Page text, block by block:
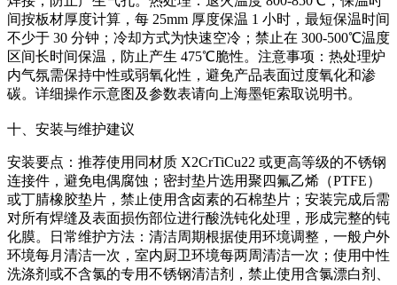
间按板材厚度计算，每 25mm 厚度保温 1 小时，最短保温时间
不少于 30 分钟；冷却方式为快速空冷；禁止在 300-500℃温度
区间长时间保温，防止产生 475℃脆性。注意事项：热处理炉
内气氛需保持中性或弱氧化性，避免产品表面过度氧化和渗
碳。详细操作示意图及参数表请向上海墨钜索取说明书。
十、安装与维护建议
安装要点：推荐使用同材质 X2CrTiCu22 或更高等级的不锈钢
连接件，避免电偶腐蚀；密封垫片选用聚四氟乙烯（PTFE）
或丁腈橡胶垫片，禁止使用含卤素的石棉垫片；安装完成后需
对所有焊缝及表面损伤部位进行酸洗钝化处理，形成完整的钝
化膜。日常维护方法：清洁周期根据使用环境调整，一般户外
环境每月清洁一次，室内厨卫环境每两周清洁一次；使用中性
洗涤剂或不含氯的专用不锈钢清洁剂，禁止使用含氯漂白剂、